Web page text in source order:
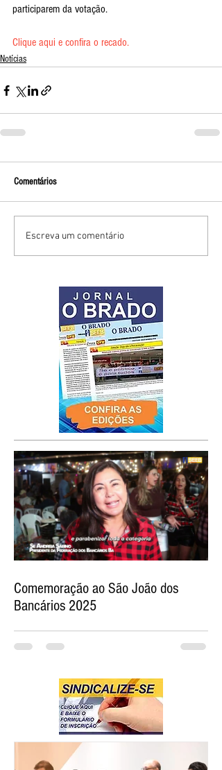
participarem da votação.
Clique aqui e confira o recado.
Notícias
Comentários
Escreva um comentário
Comemoração ao São João dos
Bancários 2025